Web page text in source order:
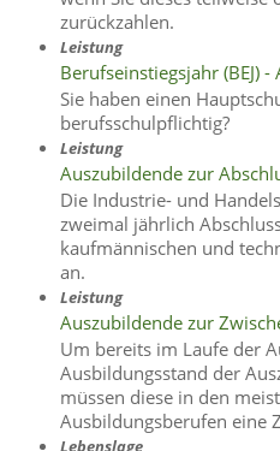
zurückzahlen.
Leistung
Berufseinstiegsjahr (BEJ)
Sie haben einen
berufsschulpflichtig?
Leistung
Auszubildende zur
Die Industrie- und
zweimal jährlich
kaufmännischen und
an.
Leistung
Auszubildende zur
Um bereits im Laufe der
Ausbildungsstand der
müssen diese in den
Ausbildungsberufen eine
Lebenslage